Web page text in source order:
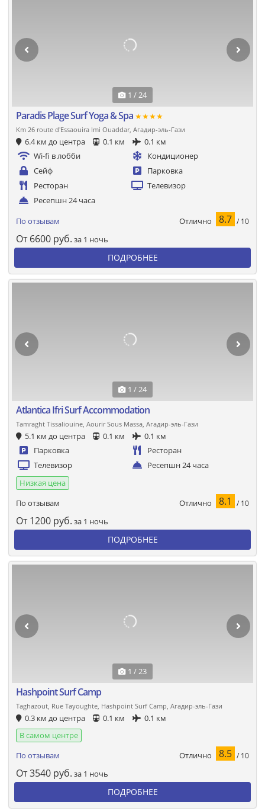
1 / 24
Paradis Plage Surf Yoga & Spa ★★★★
Km 26 route d'Essaouira Imi Ouaddar, Агадир-эль-Гази
6.4 км до центра 0.1 км
0.1 км
Wi-fi в лобби
Кондиционер
Сейф
Парковка
Ресторан
Телевизор
Ресепшн 24 часа
По отзывам Отлично 8.7 / 10
От 6600 руб. за 1 ночь
ПОДРОБНЕЕ
1 / 24
Atlantica Ifri Surf Accommodation
Tamraght Tissaliouine, Aourir Sous Massa, Агадир-эль-Гази
5.1 км до центра 0.1 км
0.1 км
Парковка
Ресторан
Телевизор
Ресепшн 24 часа
Низкая цена
По отзывам
Отлично 8.1 / 10
От 1200 руб. за 1 ночь
ПОДРОБНЕЕ
1 / 23
Hashpoint Surf Camp
Taghazout, Rue Tayoughte, Hashpoint Surf Camp, Агадир-эль-Гази
0.3 км до центра 0.1 км
0.1 км
В самом центре
По отзывам
Отлично 8.5 / 10
От3540 руб. за 1 ночь
ПОДРОБНЕЕ